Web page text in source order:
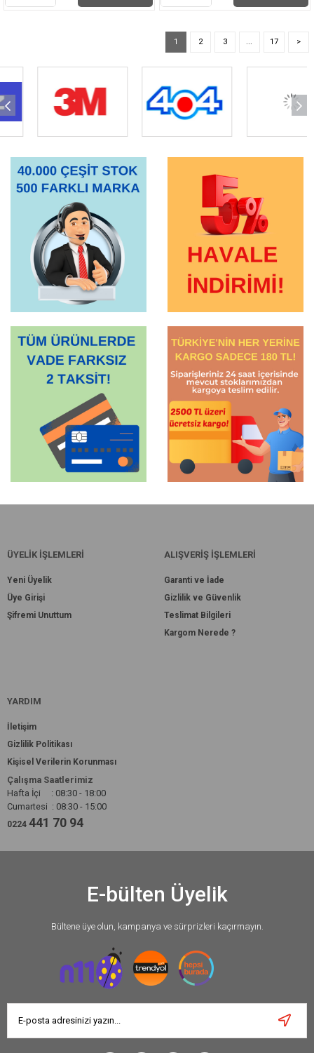
1 2 3 ... 17 >
ÜYELİK İŞLEMLERİ
Yeni Üyelik
Üye Girişi
Şifremi Unuttum
ALIŞVERİŞ İŞLEMLERİ
Garanti ve İade
Gizlilik ve Güvenlik
Teslimat Bilgileri
Kargom Nerede ?
YARDIM
İletişim
Gizlilik Politikası
Kişisel Verilerin Korunması
Çalışma Saatlerimiz
Hafta İçi : 08:30 - 18:00
Cumartesi : 08:30 - 15:00
0224 441 70 94
E-bülten Üyelik
Bültene üye olun, kampanya ve sürprizleri kaçırmayın.